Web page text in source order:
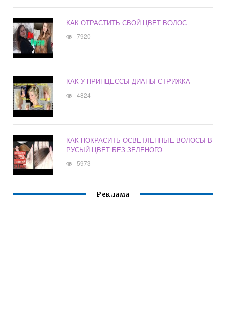
КАК ОТРАСТИТЬ СВОЙ ЦВЕТ ВОЛОС
7920
КАК У ПРИНЦЕССЫ ДИАНЫ СТРИЖКА
4824
КАК ПОКРАСИТЬ ОСВЕТЛЕННЫЕ ВОЛОСЫ В
РУСЫЙ ЦВЕТ БЕЗ ЗЕЛЕНОГО
5973
Реклама